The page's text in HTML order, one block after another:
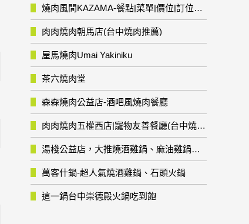
燒肉風間KAZAMA-餐點|菜單|價位|訂位資訊
肉肉燒肉朝馬店(台中燒肉推薦)
屋馬燒肉Umai Yakiniku
茶六燒肉堂
森森燒肉公益店-酒吧風燒肉餐廳
肉肉燒肉五權西店|寵物友善餐廳(台中燒肉推薦)
湯棧公益店，大推燒酒雞鍋、麻油雞鍋暖暖有夠補
萬客什鍋-超人氣燒酒雞鍋、石頭火鍋
這一鍋台中崇德殿火鍋吃到飽